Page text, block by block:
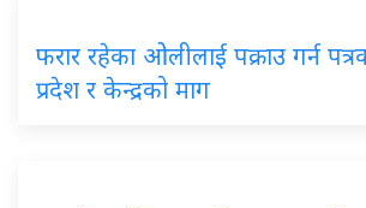
फरार रहेका ओलीलाई पक्राउ गर्न
प्रदेश र केन्द्रको माग